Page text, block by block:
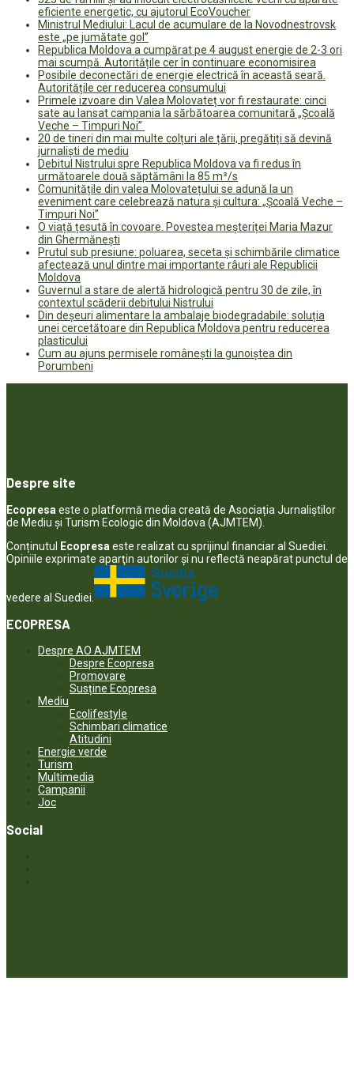
eficiente energetic, cu ajutorul EcoVoucher
Ministrul Mediului: Lacul de acumulare de la Novodnestrovsk
este „pe jumătate gol”
Republica Moldova a cumpărat pe 4 august energie de 2-3 ori
mai scumpă. Autoritățile cer în continuare economisirea
Posibile deconectări de energie electrică în această seară.
Autoritățile cer reducerea consumului
Primele izvoare din Valea Molovateț vor fi restaurate: cinci
sate au lansat campania la sărbătoarea comunitară „Școală
Veche – Timpuri Noi”
20 de tineri din mai multe colțuri ale țării, pregătiți să devină
jurnaliști de mediu
Debitul Nistrului spre Republica Moldova va fi redus în
următoarele două săptămâni la 85 m³/s
Comunitățile din valea Molovatețului se adună la un
eveniment care celebrează natura și cultura: „Școală Veche –
Timpuri Noi”
O viață țesută în covoare. Povestea meșteriței Maria Mazur
din Ghermănești
Prutul sub presiune: poluarea, seceta și schimbările climatice
afectează unul dintre mai importante râuri ale Republicii
Moldova
Guvernul a stare de alertă hidrologică pentru 30 de zile, în
contextul scăderii debitului Nistrului
Din deșeuri alimentare la ambalaje biodegradabile: soluția
unei cercetătoare din Republica Moldova pentru reducerea
plasticului
Cum au ajuns permisele românești la gunoiștea din
Porumbeni
Despre site
Ecopresa este o platformă media creată de Asociația Jurnaliștilor
de Mediu și Turism Ecologic din Moldova (AJMTEM).
Conținutul Ecopresa este realizat cu sprijinul financiar al Suediei.
Opiniile exprimate aparţin autorilor şi nu reflectă neapărat punctul de
vedere al Suediei.
ECOPRESA
Despre AO AJMTEM
Despre Ecopresa
Promovare
Susține Ecopresa
Mediu
Ecolifestyle
Schimbari climatice
Atitudini
Energie verde
Turism
Multimedia
Campanii
Joc
Social